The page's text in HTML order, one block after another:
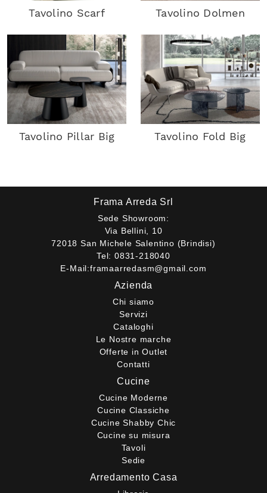
Tavolino Scarf Tavolino Dolmen
Tavolino Pillar Big Tavolino Fold Big
Frama Arreda Srl
Sede Showroom:
Via Bellini, 10
72018 San Michele Salentino (Brindisi)
Tel: 0831-218040
E-Mail:framaarredasm@gmail.com
Azienda
Chi siamo
Servizi
Cataloghi
Le Nostre marche
Offerte in Outlet
Contatti
Cucine
Cucine Moderne
Cucine Classiche
Cucine Shabby Chic
Cucine su misura
Tavoli
Sedie
Arredamento Casa